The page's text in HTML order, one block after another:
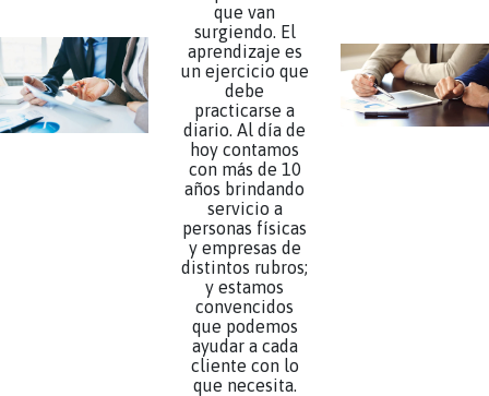
que van
surgiendo. El
aprendizaje es
un ejercicio que
debe
practicarse a
diario. Al día de
hoy contamos
con más de 10
años brindando
servicio a
personas físicas
y empresas de
distintos rubros;
y estamos
convencidos
que podemos
ayudar a cada
cliente con lo
que necesita.